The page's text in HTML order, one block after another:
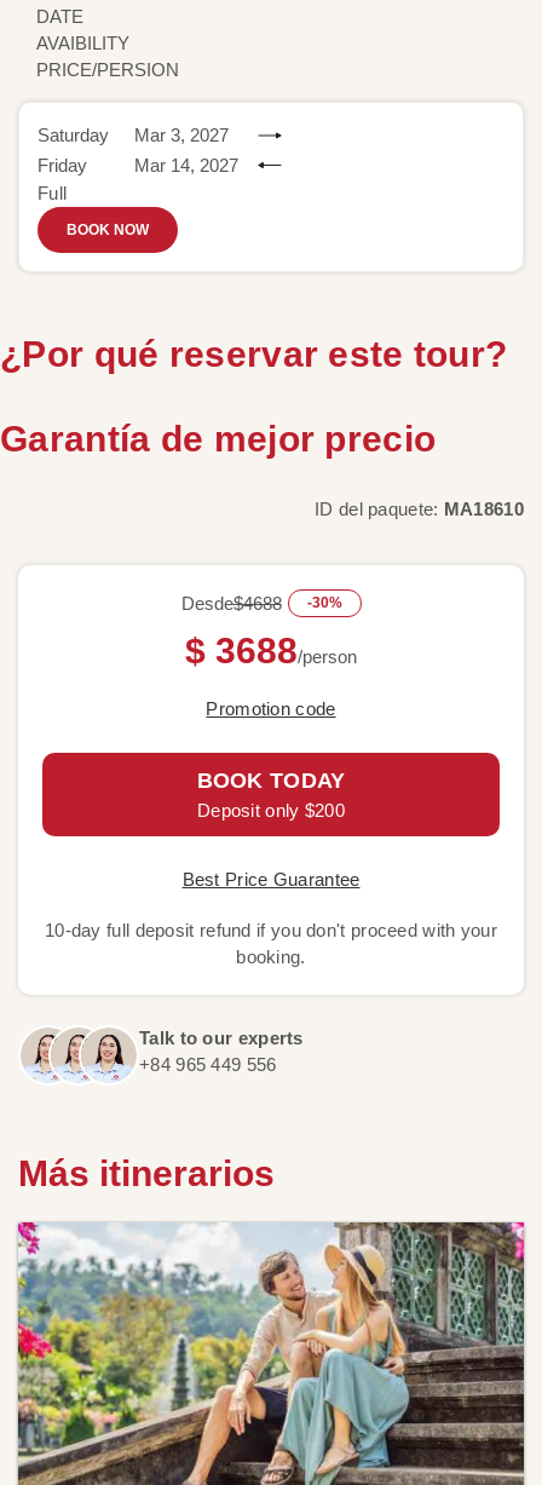
DATE
AVAIBILITY
PRICE/PERSION
Saturday
Mar 3, 2027
Friday
Mar 14, 2027
Full
BOOK NOW
¿Por qué reservar este tour?
Garantía de mejor precio
ID del paquete: MA18610
Desde$4688 -30%
$ 3688/person
Promotion code
BOOK TODAY
Deposit only $200
Best Price Guarantee
10-day full deposit refund if you don't proceed with your
booking.
Talk to our experts
+84 965 449 556
Más itinerarios